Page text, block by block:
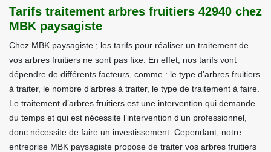
Tarifs traitement arbres fruitiers 42940 chez
MBK paysagiste
Chez MBK paysagiste ; les tarifs pour réaliser un traitement de
vos arbres fruitiers ne sont pas fixe. En effet, nos tarifs vont
dépendre de différents facteurs, comme : le type d’arbres fruitiers
à traiter, le nombre d’arbres à traiter, le type de traitement à faire.
Le traitement d’arbres fruitiers est une intervention qui demande
du temps et qui est nécessite l’intervention d’un professionnel,
donc nécessite de faire un investissement. Cependant, notre
entreprise MBK paysagiste propose de traiter vos arbres fruitiers